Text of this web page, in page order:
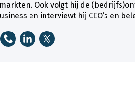
Ook volgt hij de
en interviewt hij CEO’s en